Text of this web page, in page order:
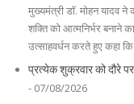
मुख्यमंत्री डॉ. मोहन यादव
शक्ति को आत्मनिर्भर बनाने
उत्साहवर्धन करते हुए कहा
प्रत्येक शुक्रवार को दौरे
- 07/08/2026